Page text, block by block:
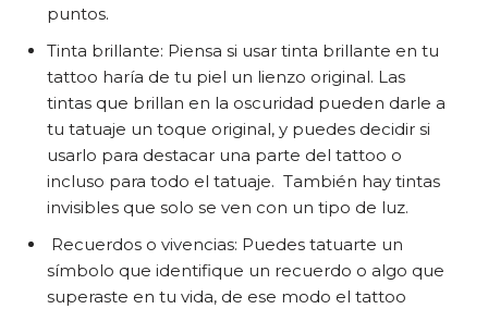
puntos.
Tinta brillante: Piensa si usar tinta brillante en tu
tattoo haría de tu piel un lienzo original. Las
tintas que brillan en la oscuridad pueden darle a
tu tatuaje un toque original, y puedes decidir si
usarlo para destacar una parte del tattoo o
incluso para todo el tatuaje. También hay tintas
invisibles que solo se ven con un tipo de luz.
Recuerdos o vivencias: Puedes tatuarte un
símbolo que identifique un recuerdo o algo que
superaste en tu vida, de ese modo el tattoo